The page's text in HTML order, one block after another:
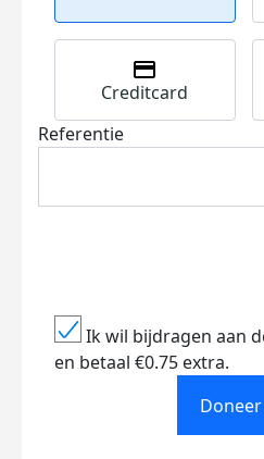
Creditcard
Referentie
Ik wil bijdragen aan
en betaal €0.75 extra.